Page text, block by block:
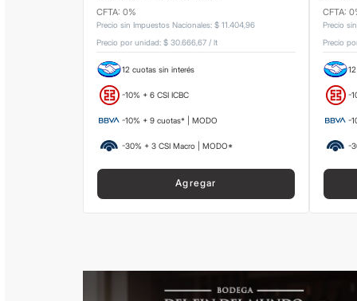
CFTA: 0%
Precio sin Impuestos Nacionales: $ 11 40496
Precio por unidad: $ 30.666,67 / lt
12 cuotas sin interés
-10% + 6 CSI ICBC
-10% + 9 cuotas* | MODO
-30% + 3 CSI Macro | MODO*
Agregar
CFTA:
Precio
Precio
-
-
-